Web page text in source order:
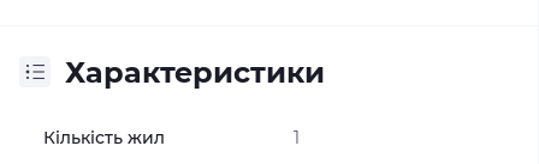
Характеристики
Кількість жил 1